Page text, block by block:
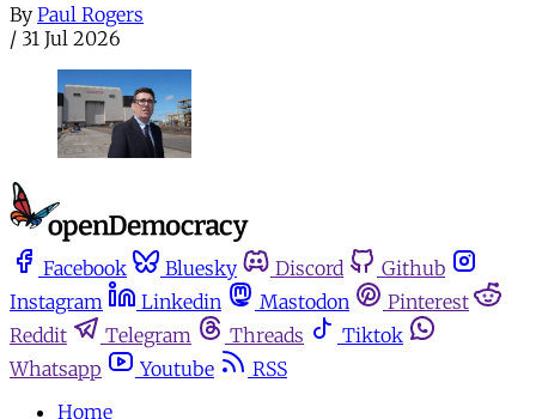
By Paul Rogers
/ 31 Jul 2026
Facebook Bluesky Discord
Github
Instagram
Linkedin Mastodon
Pinterest
Reddit
Telegram Threads
Tiktok
Whatsapp
Youtube
RSS
Home